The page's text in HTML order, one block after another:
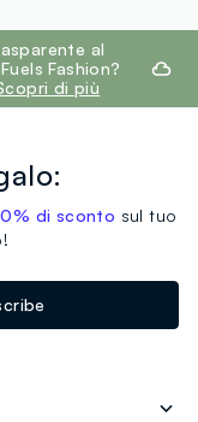
al
Fashion?
di più
di sconto sul tuo